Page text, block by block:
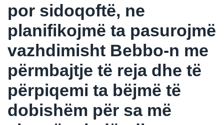
por sidoqoftë, ne
planifikojmë ta pasurojmë
vazhdimisht Bebbo-n me
përmbajtje të reja dhe të
përpiqemi ta bëjmë të
dobishëm për sa më